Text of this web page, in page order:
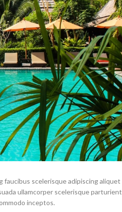
faucibus scelerisque adipiscing aliquet
ullamcorper scelerisque parturient
inceptos.